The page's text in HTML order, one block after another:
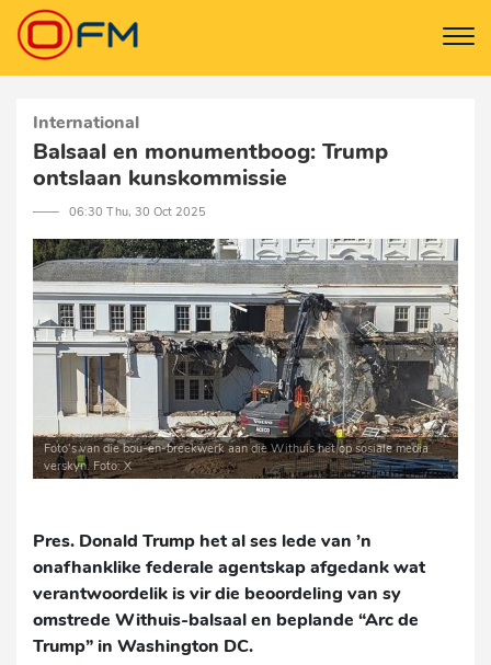
International
Balsaal en monumentboog: Trump
ontslaan kunskommissie
─── 06:30 Thu, 30 Oct 2025
Foto’s van die bou-en-breekwerk aan die Withuis het op sosiale media
verskyn. Foto: X
Pres. Donald Trump het al ses lede van ’n
onafhanklike federale agentskap afgedank wat
verantwoordelik is vir die beoordeling van sy
omstrede Withuis-balsaal en beplande “Arc de
Trump” in Washington DC.